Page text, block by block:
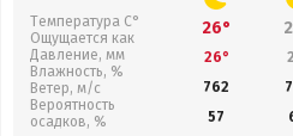
Температура С°
Ощущается как
Давление, мм
Влажность, %
Ветер, м/с
Вероятность
осадков, %
26°
26°
762
57